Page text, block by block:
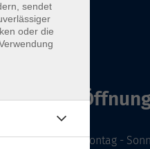
Montag -
sendet
oder die